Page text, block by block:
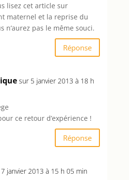
lisez cet article sur
maternel et la reprise du
n’aurez pas le même souci.
Réponse
sur 5 janvier 2013 à 18 h
ce retour d’expérience !
Réponse
janvier 2013 à 15 h 05 min